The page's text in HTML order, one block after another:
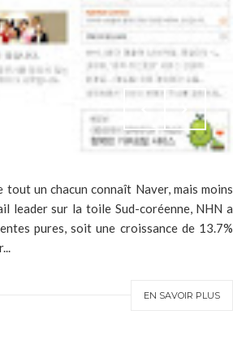
un chacun connaît Naver, mais moins
leader sur la toile Sud-coréenne, NHN a
pures, soit une croissance de 13.7%
EN SAVOIR PLUS